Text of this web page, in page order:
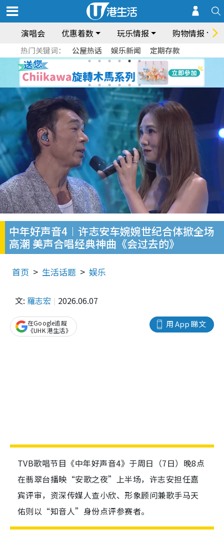
演唱会 优惠着数 玩乐情报 购物情报
热门关键词： 公屋热话 娱乐新闻 定期存款
中年好声音4︱许志安车婉婉世纪合体掀全场
高潮 美声合唱经典神曲《会过去的》
首页 生活话题 娱乐
文: 羅志宏 2026.06.07
用 App 睇文
在Google追蹤
《UHK 港生活》
TVB歌唱节目《中年好声音4》于周日（7日）晚8点
在翡翠台播映“安歌之夜”上半场，许志安担任嘉
宾评审，资深传媒人查小欣、形象顾问兼歌手马天
佑则以“知音人”身份点评参赛者。